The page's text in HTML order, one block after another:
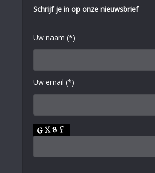
Schrijf je in op onze nieuwsbrief
Uw naam (*)
Uw email (*)